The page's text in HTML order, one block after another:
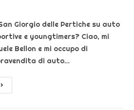
Giorgio delle Pertiche su auto
e youngtimers? Ciao, mi
Bellon e mi occupo di
di auto…